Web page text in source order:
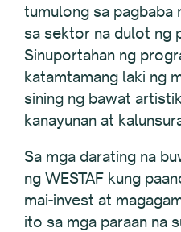
tumulong sa pagbaba
sa sektor na dulot ng
Sinuportahan ng
katamtamang laki ng
sining ng bawat
kanayunan at
Sa mga darating na
ng WESTAF kung
mai-invest at
ito sa mga paraan na